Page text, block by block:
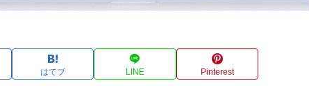
はてブ LINE Pinterest